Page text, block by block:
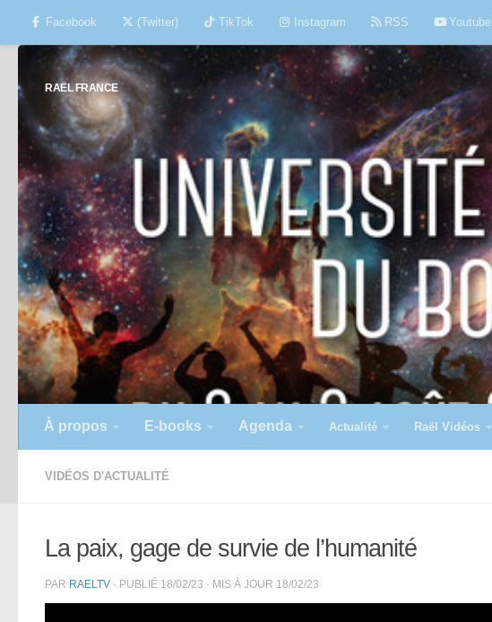
Skip to content
Facebook (Twitter) TikTok Instagram RSS Youtube
RAËL FRANCE
À propos E-books Agenda Actualité Raël Vidéos
VIDÉOS D'ACTUALITÉ
La paix, gage de survie de l’humanité
PAR RAELTV · PUBLIÉ 18/02/23 · MIS À JOUR 18/02/23